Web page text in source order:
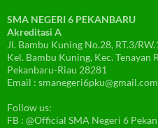
SMA NEGERI 6 PEKANBARU
Akreditasi A
Jl. Bambu Kuning No.28, RT.3/
Kel. Bambu Kuning, Kec. Tenayan
Pekanbaru-Riau 28281
Email :
Follow us:
FB : @Official SMA Negeri 6